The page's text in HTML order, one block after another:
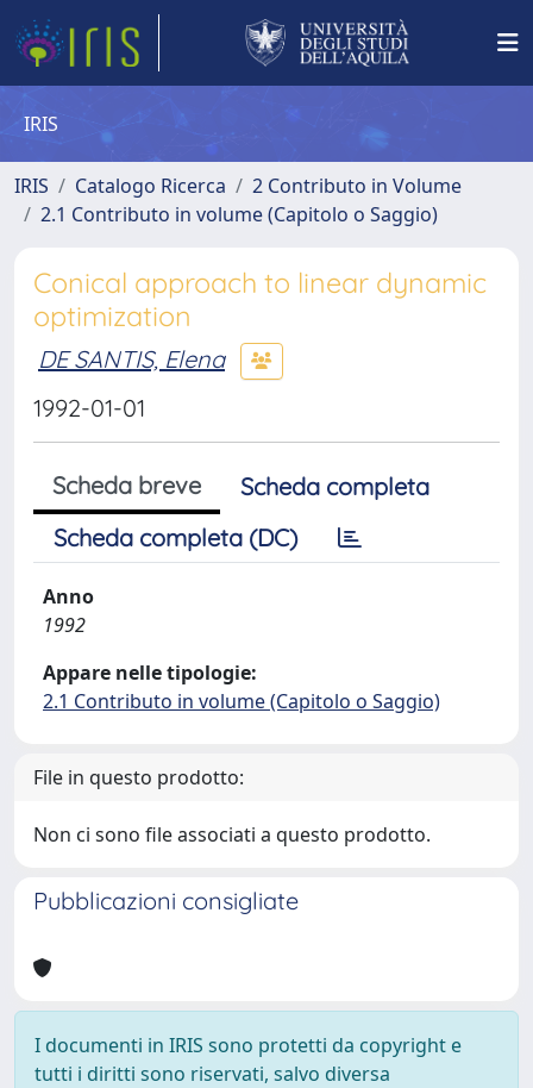
IRIS
IRIS Catalogo Ricerca
2 Contributo in Volume
2.1 Contributo in volume (Capitolo o Saggio)
Conical approach to linear dynamic
optimization
DE SANTIS, Elena
1992-01-01
Scheda breve
Scheda completa
Scheda completa (DC)
Anno
1992
Appare nelle tipologie:
2.1 Contributo in volume (Capitolo o Saggio)
File in questo prodotto:
Non ci sono file associati a questo prodotto.
Pubblicazioni consigliate
I documenti in IRIS sono protetti da copyright e
tutti i diritti sono riservati, salvo diversa